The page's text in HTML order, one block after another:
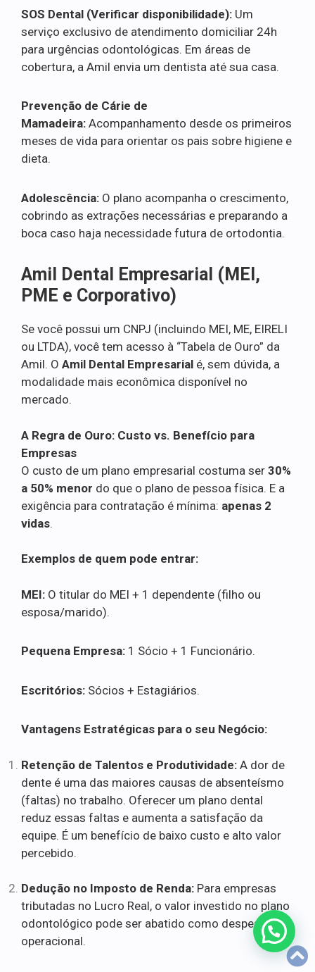
SOS Dental (Verificar disponibilidade): Um
serviço exclusivo de atendimento domiciliar 24h
para urgências odontológicas. Em áreas de
cobertura, a Amil envia um dentista até sua casa.
Prevenção de Cárie de
Mamadeira: Acompanhamento desde os primeiros
meses de vida para orientar os pais sobre higiene e
dieta.
Adolescência: O plano acompanha o crescimento,
cobrindo as extrações necessárias e preparando a
boca caso haja necessidade futura de ortodontia.
Amil Dental Empresarial (MEI,
PME e Corporativo)
Se você possui um CNPJ (incluindo MEI, ME, EIRELI
ou LTDA), você tem acesso à “Tabela de Ouro” da
Amil. O Amil Dental Empresarial é, sem dúvida, a
modalidade mais econômica disponível no
mercado.
A Regra de Ouro: Custo vs. Benefício para
Empresas
O custo de um plano empresarial costuma ser 30%
a 50% menor do que o plano de pessoa física. E a
exigência para contratação é mínima: apenas 2
vidas.
Exemplos de quem pode entrar:
MEI: O titular do MEI + 1 dependente (filho ou
esposa/marido).
Pequena Empresa: 1 Sócio + 1 Funcionário.
Escritórios: Sócios + Estagiários.
Vantagens Estratégicas para o seu Negócio:
Retenção de Talentos e Produtividade: A dor de
dente é uma das maiores causas de absenteísmo
(faltas) no trabalho. Oferecer um plano dental
reduz essas faltas e aumenta a satisfação da
equipe. É um benefício de baixo custo e alto valor
percebido.
Dedução no Imposto de Renda: Para empresas
tributadas no Lucro Real, o valor investido no plano
odontológico pode ser abatido como despesa
operacional.